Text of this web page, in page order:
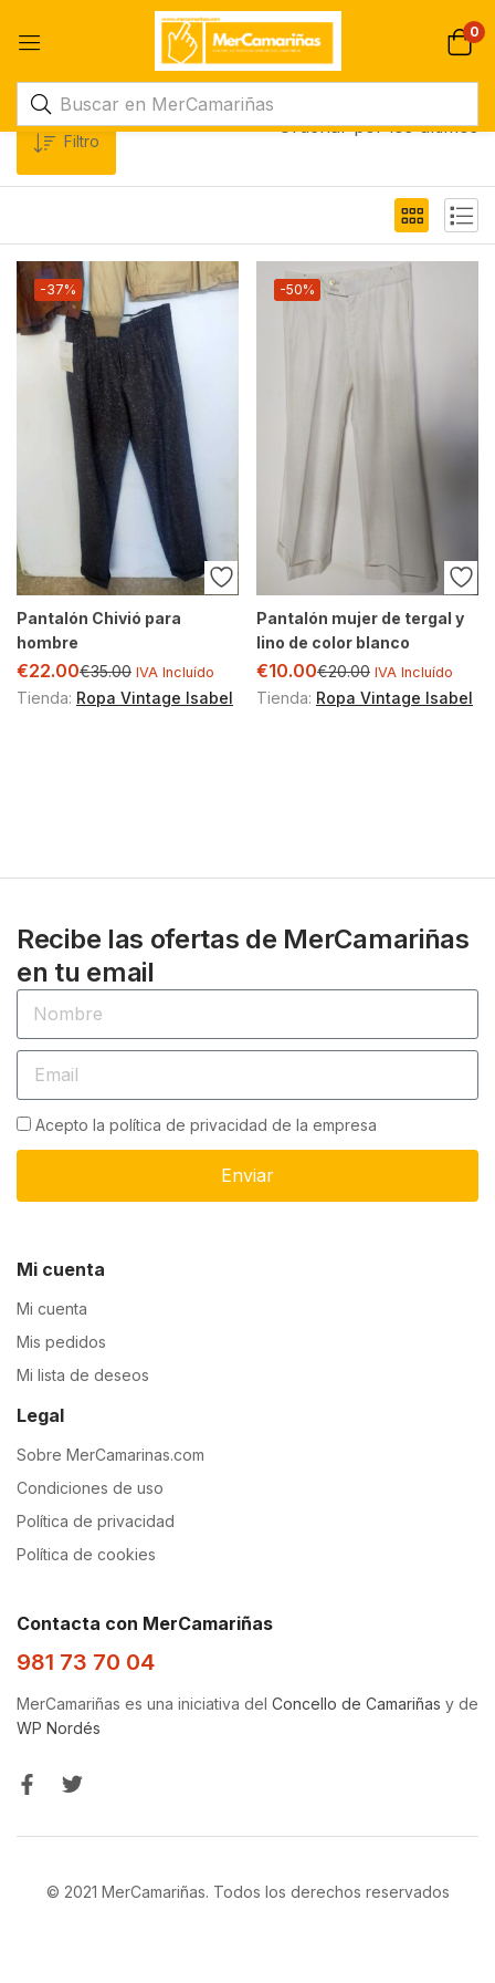
0
Filtro
Ordenar por los últimos
-37%
Pantalón Chivió para
hombre
€22.00€35.00 IVA Incluído
Tienda: Ropa Vintage Isabel
-50%
Pantalón mujer de tergal y
lino de color blanco
€10.00€20.00 IVA Incluído
Tienda: Ropa Vintage Isabel
Recibe las ofertas de MerCamariñas
en tu email
Acepto la política de privacidad de la empresa
Enviar
Mi cuenta
Mi cuenta
Mis pedidos
Mi lista de deseos
Legal
Sobre MerCamarinas.com
Condiciones de uso
Política de privacidad
Política de cookies
Contacta con MerCamariñas
981 73 70 04
MerCamariñas es una iniciativa del Concello de Camariñas y de
WP Nordés
© 2021 MerCamariñas. Todos los derechos reservados